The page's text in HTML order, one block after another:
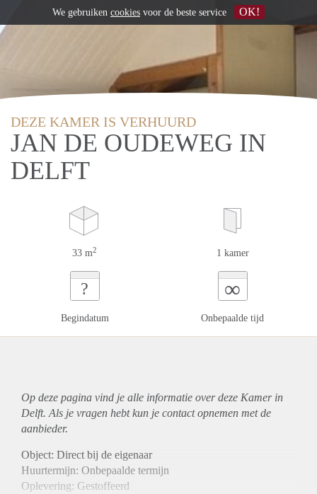
DEZE KAMER IS VERHUURD
JAN DE OUDEWEG IN
DELFT
33 m2 1 kamer
?
Begindatum
∞
Onbepaalde tijd
Op deze pagina vind je alle informatie over deze Kamer in
Delft. Als je vragen hebt kun je contact opnemen met de
aanbieder.
Object: Direct bij de eigenaar
Huurtermijn: Onbepaalde termijn
Oplevering: Gestoffeerd
We gebruiken cookies voor de beste service OK!